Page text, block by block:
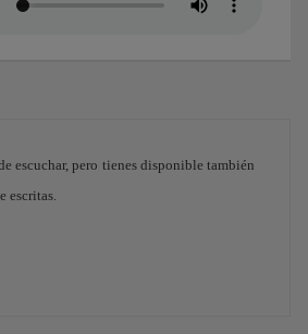
escuchar, pero tienes disponible también
escritas.